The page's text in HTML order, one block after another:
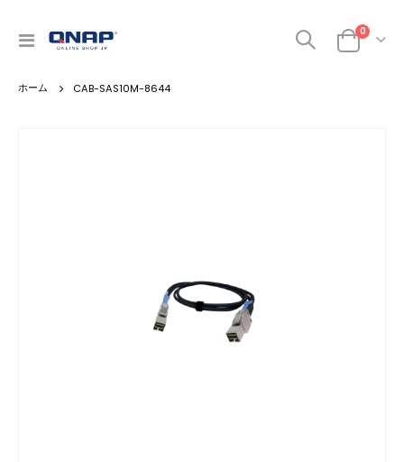
ナ
呼
カート
0商品
CAB-SAS10M-8644